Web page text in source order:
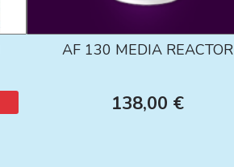
AF 130 MEDIA REACTOR
138,00 €